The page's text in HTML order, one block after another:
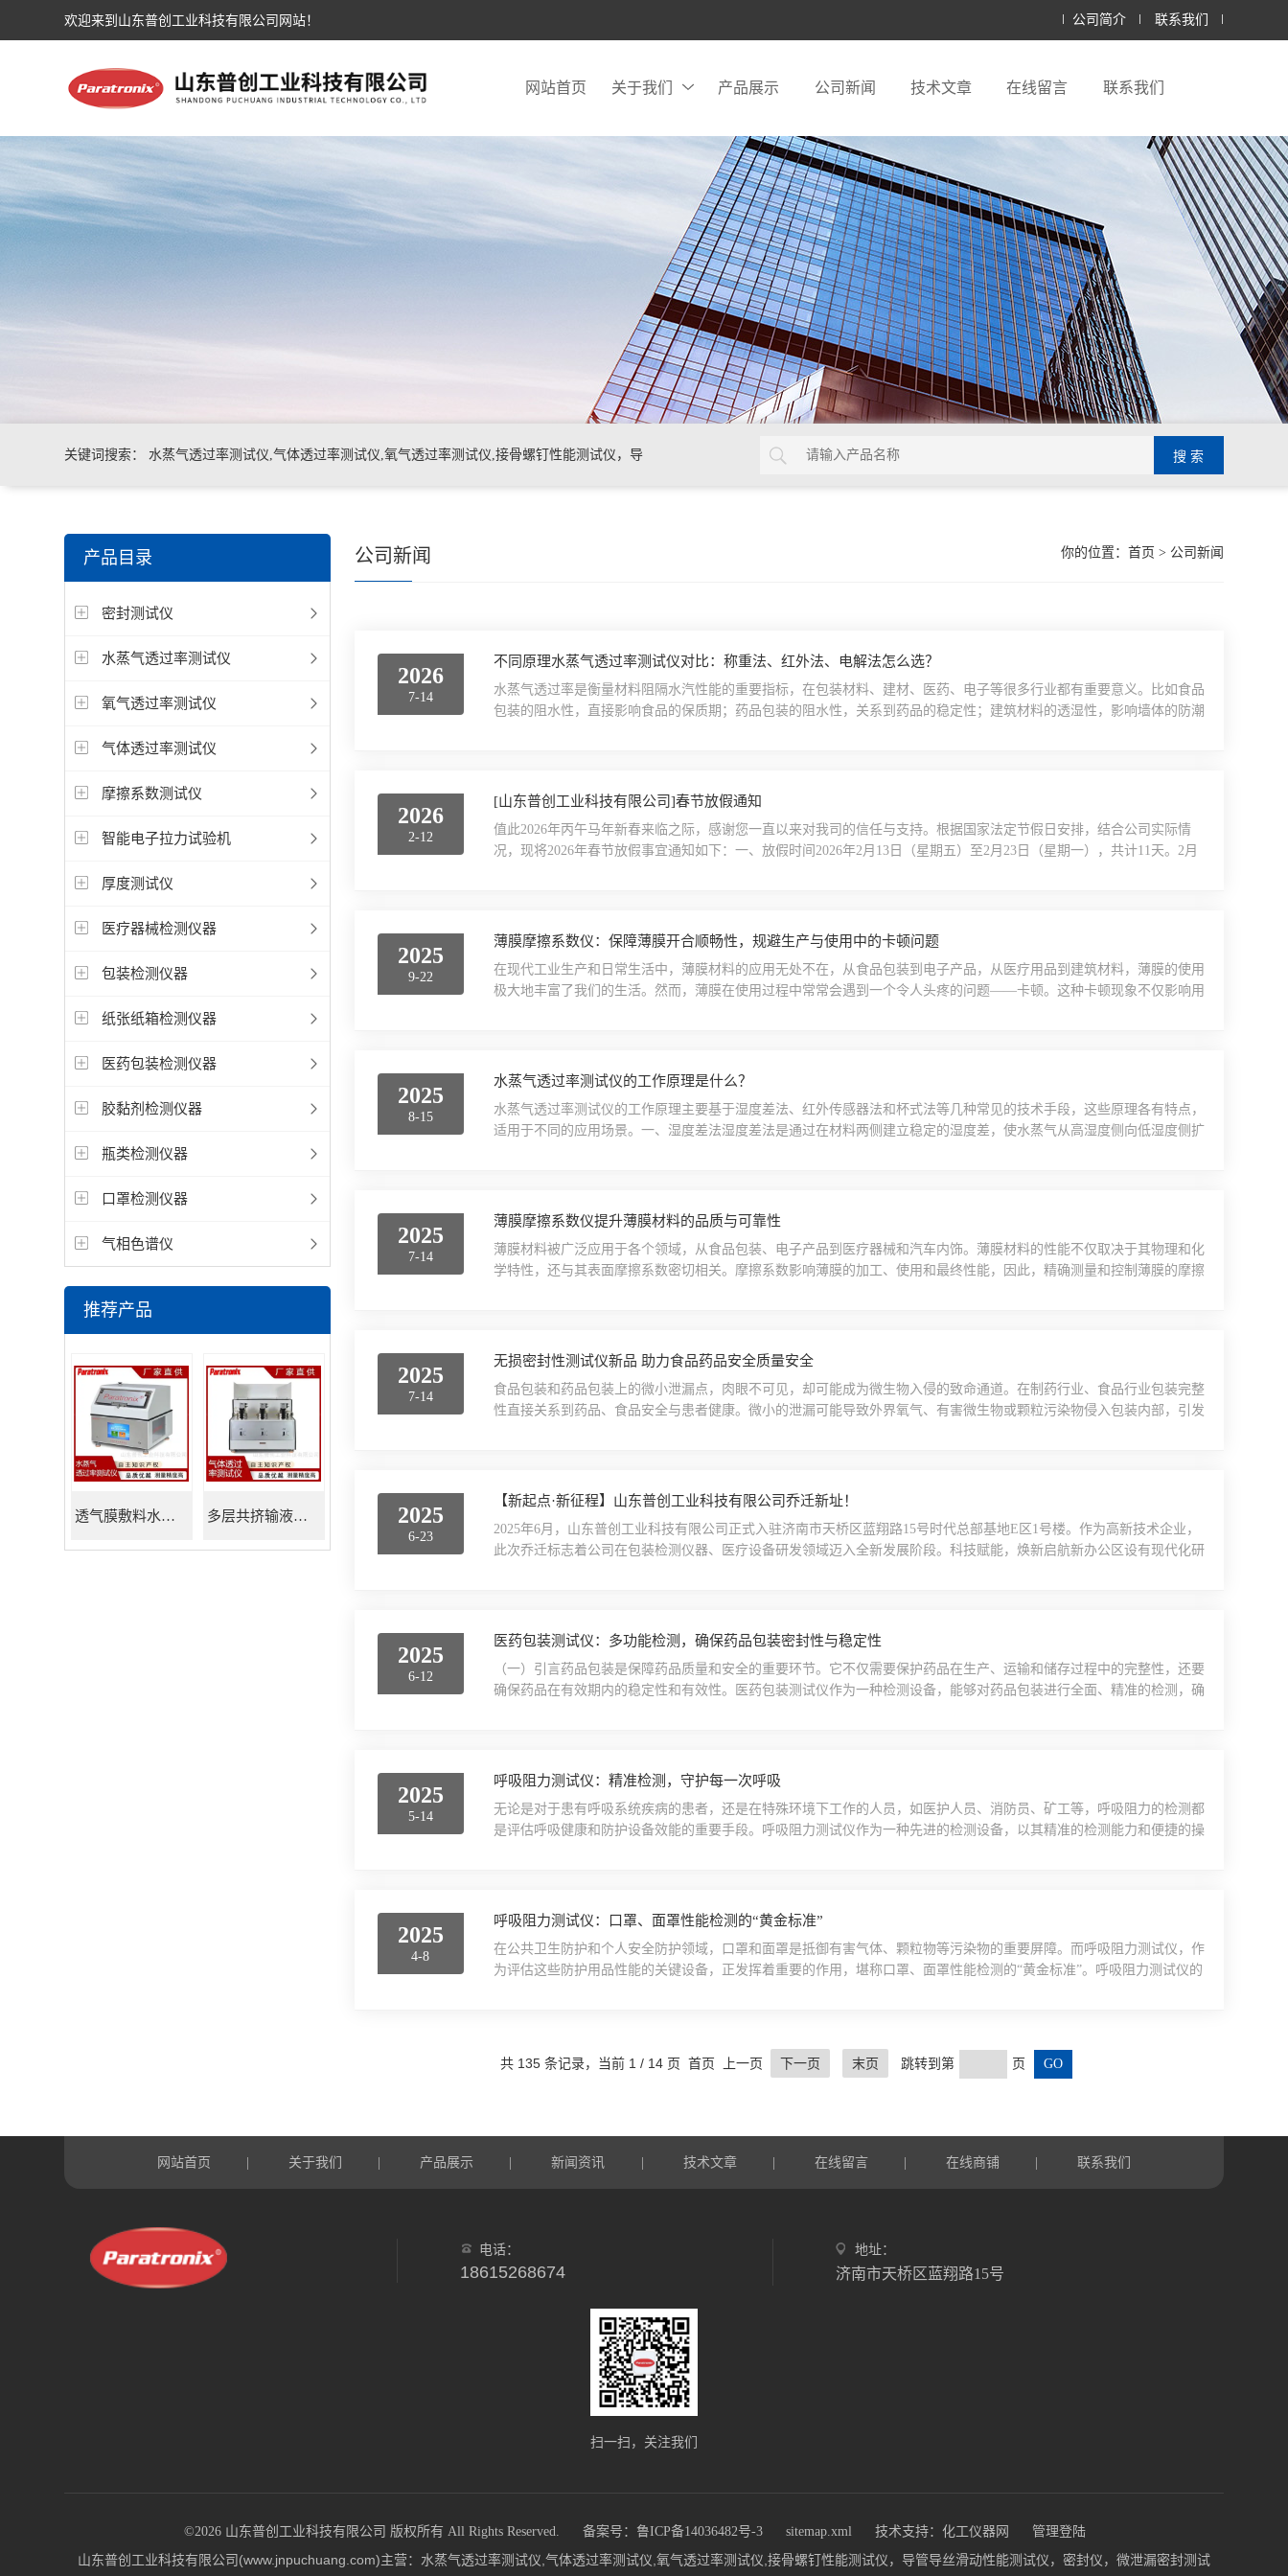
欢迎来到山东普创工业科技有限公司网站！ 公司简介 联系我们
网站首页 关于我们 产品展示 公司新闻 技术文章 在线留言 联系我们
关键词搜索： 水蒸气透过率测试仪,气体透过率测试仪,氧气透过率测试仪,接骨螺钉性能测试仪，导
机，泄漏与密封强度测试仪，透气度测试仪
产品目录
密封测试仪
水蒸气透过率测试仪
氧气透过率测试仪
气体透过率测试仪
摩擦系数测试仪
智能电子拉力试验机
厚度测试仪
医疗器械检测仪器
包装检测仪器
纸张纸箱检测仪器
医药包装检测仪器
胶黏剂检测仪器
瓶类检测仪器
口罩检测仪器
气相色谱仪
推荐产品
透气膜敷料水蒸透过率测试仪 多层共挤输液用膜氮气透过率测试仪
你的位置： 首页 > 公司新闻
公司新闻
2026
7-14
不同原理水蒸气透过率测试仪对比：称重法、红外法、电解法怎么选？
水蒸气透过率是衡量材料阻隔水汽性能的重要指标，在包装材料、建材、医药、电子等很多行业都有重要意义。比如食品
包装的阻水性，直接影响食品的保质期；药品包装的阻水性，关系到药品的稳定性；建筑材料的透湿性，影响墙体的防潮
2026
2-12
[山东普创工业科技有限公司]春节放假通知
值此2026年丙午马年新春来临之际，感谢您一直以来对我司的信任与支持。根据国家法定节假日安排，结合公司实际情
况，现将2026年春节放假事宜通知如下：一、放假时间2026年2月13日（星期五）至2月23日（星期一），共计11天。2月
2025
9-22
薄膜摩擦系数仪：保障薄膜开合顺畅性，规避生产与使用中的卡顿问题
在现代工业生产和日常生活中，薄膜材料的应用无处不在，从食品包装到电子产品，从医疗用品到建筑材料，薄膜的使用
极大地丰富了我们的生活。然而，薄膜在使用过程中常常会遇到一个令人头疼的问题——卡顿。这种卡顿现象不仅影响用
2025
8-15
水蒸气透过率测试仪的工作原理是什么？
水蒸气透过率测试仪的工作原理主要基于湿度差法、红外传感器法和杯式法等几种常见的技术手段，这些原理各有特点，
适用于不同的应用场景。一、湿度差法湿度差法是通过在材料两侧建立稳定的湿度差，使水蒸气从高湿度侧向低湿度侧扩
2025
7-14
薄膜摩擦系数仪提升薄膜材料的品质与可靠性
薄膜材料被广泛应用于各个领域，从食品包装、电子产品到医疗器械和汽车内饰。薄膜材料的性能不仅取决于其物理和化
学特性，还与其表面摩擦系数密切相关。摩擦系数影响薄膜的加工、使用和最终性能，因此，精确测量和控制薄膜的摩擦
2025
7-14
无损密封性测试仪新品 助力食品药品安全质量安全
食品包装和药品包装上的微小泄漏点，肉眼不可见，却可能成为微生物入侵的致命通道。在制药行业、食品行业包装完整
性直接关系到药品、食品安全与患者健康。微小的泄漏可能导致外界氧气、有害微生物或颗粒污染物侵入包装内部，引发
2025
6-23
【新起点·新征程】山东普创工业科技有限公司乔迁新址！
2025年6月，山东普创工业科技有限公司正式入驻济南市天桥区蓝翔路15号时代总部基地E区1号楼。作为高新技术企业，
此次乔迁标志着公司在包装检测仪器、医疗设备研发领域迈入全新发展阶段。科技赋能，焕新启航新办公区设有现代化研
2025
6-12
医药包装测试仪：多功能检测，确保药品包装密封性与稳定性
（一）引言药品包装是保障药品质量和安全的重要环节。它不仅需要保护药品在生产、运输和储存过程中的完整性，还要
确保药品在有效期内的稳定性和有效性。医药包装测试仪作为一种检测设备，能够对药品包装进行全面、精准的检测，确
2025
5-14
呼吸阻力测试仪：精准检测，守护每一次呼吸
无论是对于患有呼吸系统疾病的患者，还是在特殊环境下工作的人员，如医护人员、消防员、矿工等，呼吸阻力的检测都
是评估呼吸健康和防护设备效能的重要手段。呼吸阻力测试仪作为一种先进的检测设备，以其精准的检测能力和便捷的操
2025
4-8
呼吸阻力测试仪：口罩、面罩性能检测的“黄金标准”
在公共卫生防护和个人安全防护领域，口罩和面罩是抵御有害气体、颗粒物等污染物的重要屏障。而呼吸阻力测试仪，作
为评估这些防护用品性能的关键设备，正发挥着重要的作用，堪称口罩、面罩性能检测的“黄金标准”。呼吸阻力测试仪的
共 135 条记录，当前 1 / 14 页 首页 上一页 下一页 末页 跳转到第 页
网站首页 关于我们 产品展示 新闻资讯 技术文章 在线留言 在线商铺 联系我们
电话：
18615268674
地址：
济南市天桥区蓝翔路15号
扫一扫，关注我们
©2026 山东普创工业科技有限公司 版权所有 All Rights Reserved. 备案号：鲁ICP备14036482号-3 sitemap.xml 技术支持： 化工仪器网 管理登陆
山东普创工业科技有限公司(www.jnpuchuang.com)主营：水蒸气透过率测试仪,气体透过率测试仪,氧气透过率测试仪,接骨螺钉性能测试仪，导管导丝滑动性能测试仪，密封仪，微泄漏密封测试